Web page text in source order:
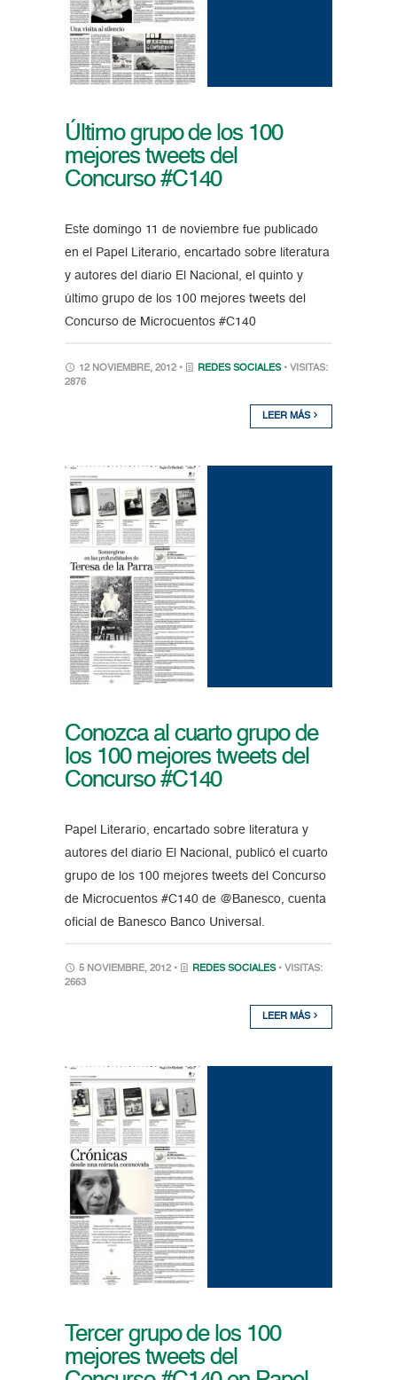
Último grupo de los 100
mejores tweets del
Concurso #C140
Este domingo 11 de noviembre fue publicado
en el Papel Literario, encartado sobre literatura
y autores del diario El Nacional, el quinto y
último grupo de los 100 mejores tweets del
Concurso de Microcuentos #C140
12 NOVIEMBRE, 2012 • REDES SOCIALES • VISITAS:
2876
LEER MÁS
Conozca al cuarto grupo de
los 100 mejores tweets del
Concurso #C140
Papel Literario, encartado sobre literatura y
autores del diario El Nacional, publicó el cuarto
grupo de los 100 mejores tweets del Concurso
de Microcuentos #C140 de @Banesco, cuenta
oficial de Banesco Banco Universal.
5 NOVIEMBRE, 2012 • REDES SOCIALES • VISITAS:
2663
LEER MÁS
Tercer grupo de los 100
mejores tweets del